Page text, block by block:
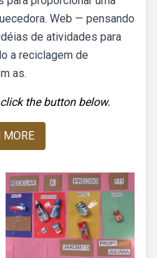
Web — pensando
de atividades para
a reciclagem de
as.
the button below.
MORE